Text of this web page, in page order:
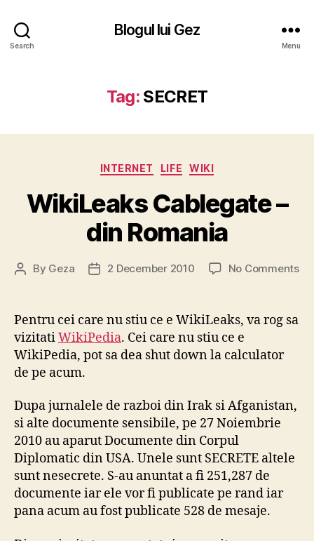
Search
Blogul lui Gez
Menu
Tag: SECRET
Categories
INTERNET LIFE WIKI
WikiLeaks Cablegate –
din Romania
Post
By Geza
Post2 December 2010 No Commentson
Pentru cei care nu stiu ce e WikiLeaks, va rog sa
vizitatiWikiPedia. Cei care nu stiu ce e
WikiPedia, pot sa dea shut down la calculator
de pe acum.
Dupa jurnalele de razboi din Irak si Afganistan,
si alte documente sensibile, pe 27 Noiembrie
2010 au aparut Documente din Corpul
Diplomatic din USA. Unele sunt SECRETE altele
sunt nesecrete. S-au anuntat a fi 251,287 de
documente iar ele vor fi publicate pe rand iar
pana acum au fost publicate 528 de mesaje.